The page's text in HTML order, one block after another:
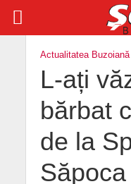
Actualitatea Buzoiană
L-ați
bărbat
de la